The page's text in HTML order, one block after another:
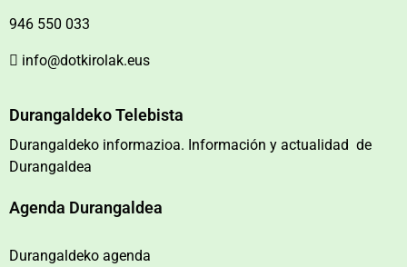
946 550 033
info@dotkirolak.eus
Durangaldeko Telebista
Durangaldeko informazioa. Información y actualidad de
Durangaldea
Agenda Durangaldea
Durangaldeko agenda